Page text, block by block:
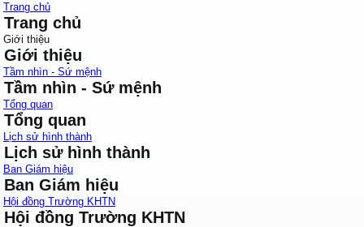
Trang chủ
Trang chủ
Giới thiệu
Giới thiệu
Tầm nhìn - Sứ mệnh
Tầm nhìn - Sứ mệnh
Tổng quan
Tổng quan
Lịch sử hình thành
Lịch sử hình thành
Ban Giám hiệu
Ban Giám hiệu
Hội đồng Trường KHTN
Hội đồng Trường KHTN